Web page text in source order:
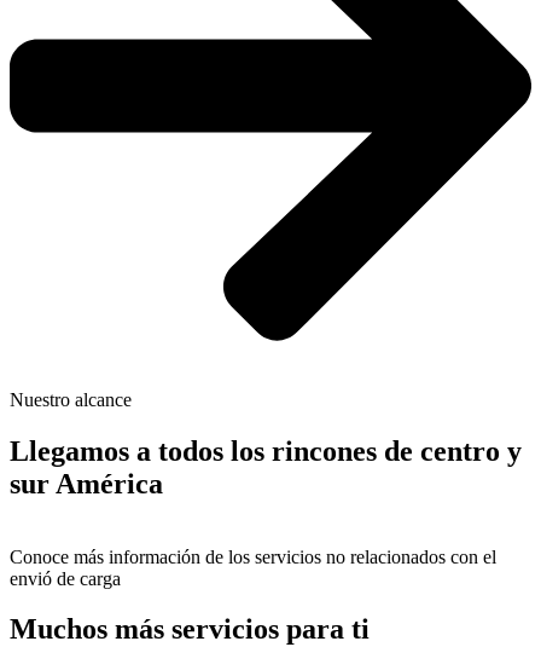
Nuestro alcance
Llegamos a todos los rincones de centro y
sur América
Conoce más información de los servicios no relacionados con el
envió de carga
Muchos más servicios para ti